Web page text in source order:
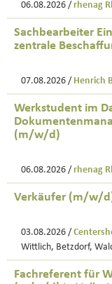
06.08.2026 / rhenag
Sachbearbeiter
zentrale
07.08.2026 / Henrich
Werkstudent im
(m/w/d)
06.08.2026 / rhenag
Verkäufer (m/w/
03.08.2026 /
Wittlich, Betzdorf,
Fachreferent für